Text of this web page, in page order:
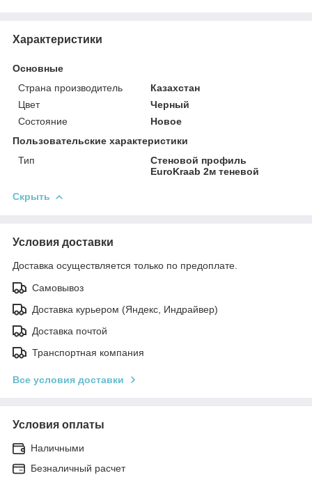
Характеристики
Основные
Страна производитель
Казахстан
Цвет
Черный
Состояние
Новое
Пользовательские характеристики
Тип
Стеновой профиль
EuroKraab 2м теневой
Скрыть
Условия доставки
Доставка осуществляется только по предоплате.
Самовывоз
Доставка курьером (Яндекс, Индрайвер)
Доставка почтой
Транспортная компания
Все условия доставки
Условия оплаты
Наличными
Безналичный расчет